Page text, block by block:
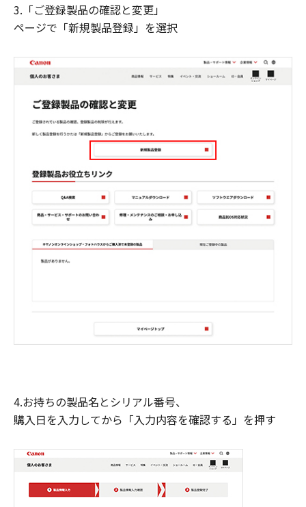
3.「ご登録製品の確認と変更」
ページで「新規製品登録」を選択
4.お持ちの製品名とシリアル番号、
購入日を入力してから「入力内容を確認する」を押す